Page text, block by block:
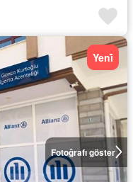
Fotoğrafı göster
Yeni̇